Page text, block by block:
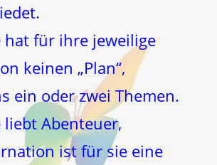
hat für ihre jeweilige
keinen „Plan“,
ein oder zwei Themen.
liebt Abenteuer,
ist für sie eine